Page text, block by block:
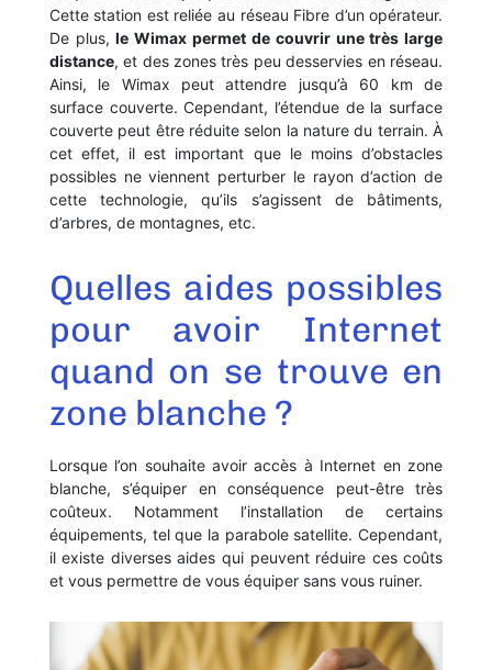
Cette station est reliée au réseau Fibre d’un opérateur.
De plus,le Wimax permet de couvrir une très large
distance, et des zones très peu desservies en réseau.
Ainsi, le Wimax peut attendre jusqu’à 60 km de
surface couverte. Cependant, l’étendue de la surface
couverte peut être réduite selon la nature du terrain. À
cet effet, il est important que le moins d’obstacles
possibles ne viennent perturber le rayon d’action de
cette technologie, qu’ils s’agissent de bâtiments,
d’arbres, de montagnes, etc.
Quelles aides possibles
pour avoir Internet
quand on se trouve en
zone blanche ?
Lorsque l’on souhaite avoir accès à Internet en zone
blanche, s’équiper en conséquence peut-être très
coûteux. Notamment l’installation de certains
équipements, tel que la parabole satellite. Cependant,
il existe diverses aides qui peuvent réduire ces coûts
et vous permettre de vous équiper sans vous ruiner.